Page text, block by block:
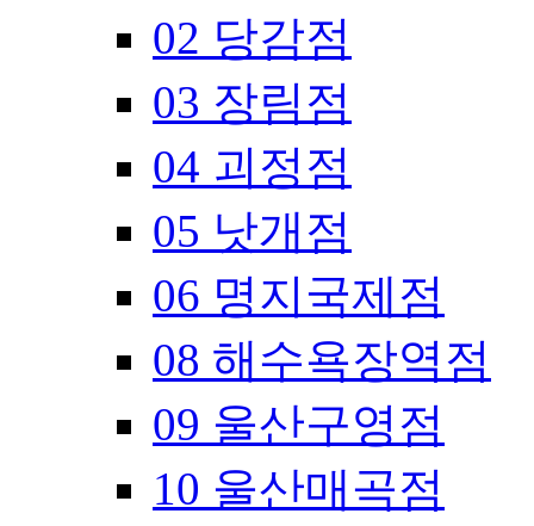
02 당감점
03 장림점
04 괴정점
05 낫개점
06 명지국제점
08 해수욕장역점
09 울산구영점
10 울산매곡점